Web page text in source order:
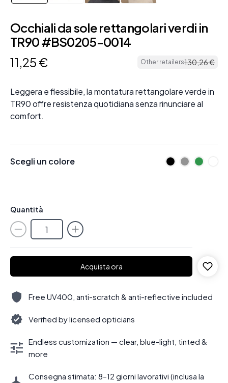
Occhiali da sole rettangolari verdi in
TR90 #BS0205-0014
11,25 € Other retailers130,26€
Leggera e flessibile, la montatura rettangolare verde in
TR90 offre resistenza quotidiana senza rinunciare al
comfort.
Scegli un colore
Quantità
Acquista ora
Free UV400, anti-scratch & anti-reflective included
Verified by licensed opticians
Endless customization — clear, blue-light, tinted &
more
Consegna stimata: 8–12 giorni lavorativi (inclusa la